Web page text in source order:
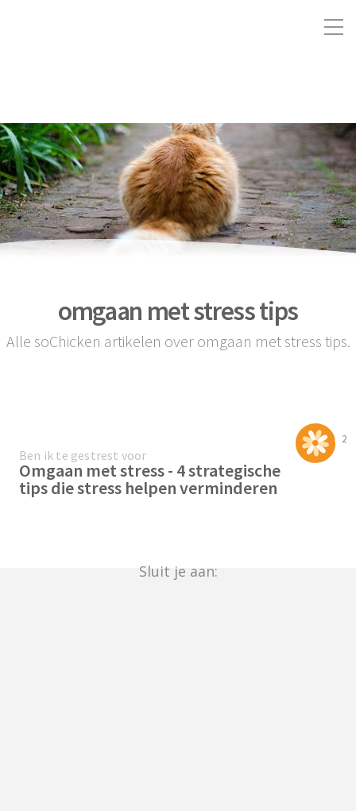
omgaan met stress tips
Alle soChicken artikelen over omgaan met stress tips.
2
Ben ik te gestrest voor
Omgaan met stress - 4 strategische
tips die stress helpen verminderen
Sluit je aan: